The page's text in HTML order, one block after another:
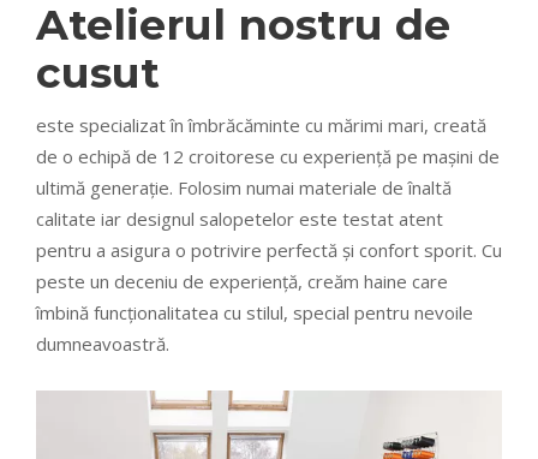
Atelierul nostru de
cusut
este specializat în îmbrăcăminte cu mărimi mari, creată
de o echipă de 12 croitorese cu experiență pe mașini de
ultimă generație. Folosim numai materiale de înaltă
calitate iar designul salopetelor este testat atent
pentru a asigura o potrivire perfectă și confort sporit. Cu
peste un deceniu de experiență, creăm haine care
îmbină funcționalitatea cu stilul, special pentru nevoile
dumneavoastră.